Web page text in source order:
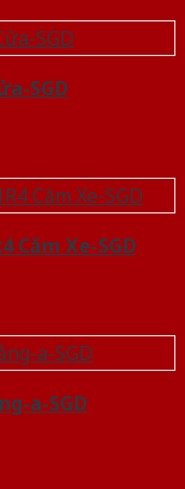
SGD
Căm Xe-SGD
a-SGD